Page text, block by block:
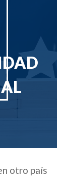
otro país